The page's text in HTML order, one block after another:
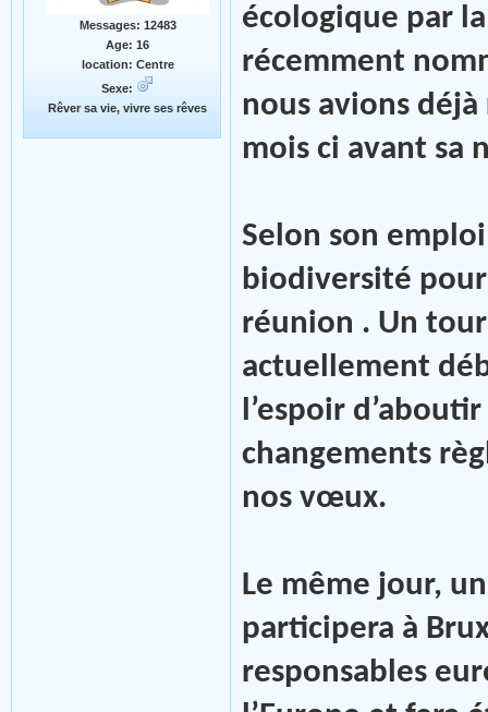
Messages: 12483
Age: 16
location: Centre
Sexe:
Rêver sa vie, vivre ses rêves
écologique par
récemment
nous avions
mois ci avant sa
Selon son
biodiversité
réunion . Un
actuellement
l’espoir
changements
nos vœux.
Le même jour,
participera à
responsables